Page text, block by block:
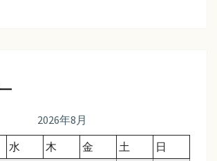
2026年8月
水 木 金 土
日